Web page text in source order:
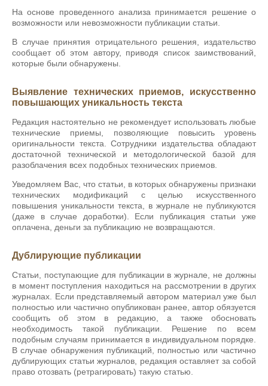
На основе проведенного анализа принимается решение о
возможности или невозможности публикации статьи.
В случае принятия отрицательного решения, издательство
сообщает об этом автору, приводя список заимствований,
которые были обнаружены.
Выявление технических приемов, искусственно
повышающих уникальность текста
Редакция настоятельно не рекомендует использовать любые
технические приемы, позволяющие повысить уровень
оригинальности текста. Сотрудники издательства обладают
достаточной технической и методологической базой для
разоблачения всех подобных технических приемов.
Уведомляем Вас, что статьи, в которых обнаружены признаки
технических модификаций с целью искусственного
повышения уникальности текста, в журнале не публикуются
(даже в случае доработки). Если публикация статьи уже
оплачена, деньги за публикацию не возвращаются.
Дублирующие публикации
Статьи, поступающие для публикации в журнале, не должны
в момент поступления находиться на рассмотрении в других
журналах. Если представляемый автором материал уже был
полностью или частично опубликован ранее, автор обязуется
сообщить об этом в редакцию, а также обосновать
необходимость такой публикации. Решение по всем
подобным случаям принимается в индивидуальном порядке.
В случае обнаружения публикаций, полностью или частично
дублирующих статьи журналов, редакция оставляет за собой
право отозвать (ретрагировать) такую статью.